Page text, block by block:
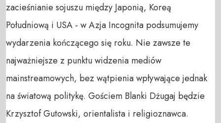
zacieśnianie sojuszu między Japonią, Koreą
Południową i USA - w Azja Incognita podsumujemy
wydarzenia kończącego się roku. Nie zawsze te
najważniejsze z punktu widzenia mediów
mainstreamowych, bez wątpienia wpływające jednak
na światową politykę. Gościem Blanki Dżugaj będzie
Krzysztof Gutowski, orientalista i religioznawca.